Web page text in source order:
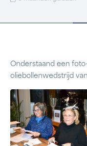
Onderstaand een
oliebollenwedstrijd